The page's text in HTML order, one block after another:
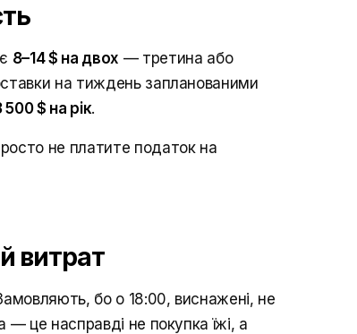
8–14 $ на двох — третина або
на тиждень запланованими
500 $ на рік.
не платите податок на
витрат
бо о 18:00, виснажені, не
це насправді не покупка їжі, а